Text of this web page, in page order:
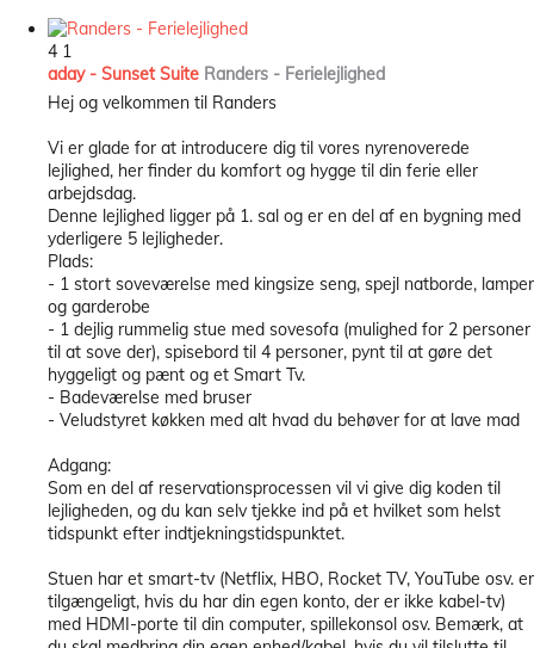
4 1
aday - Sunset Suite Randers - Ferielejlighed
Hej og velkommen til Randers
Vi er glade for at introducere dig til vores nyrenoverede
lejlighed, her finder du komfort og hygge til din ferie eller
arbejdsdag.
Denne lejlighed ligger på 1. sal og er en del af en bygning med
yderligere 5 lejligheder.
Plads:
- 1 stort soveværelse med kingsize seng, spejl natborde, lamper
og garderobe
- 1 dejlig rummelig stue med sovesofa (mulighed for 2 personer
til at sove der), spisebord til 4 personer, pynt til at gøre det
hyggeligt og pænt og et Smart Tv.
- Badeværelse med bruser
- Veludstyret køkken med alt hvad du behøver for at lave mad
Adgang:
Som en del af reservationsprocessen vil vi give dig koden til
lejligheden, og du kan selv tjekke ind på et hvilket som helst
tidspunkt efter indtjekningstidspunktet.
Stuen har et smart-tv (Netflix, HBO, Rocket TV, YouTube osv. er
tilgængeligt, hvis du har din egen konto, der er ikke kabel-tv)
med HDMI-porte til din computer, spillekonsol osv. Bemærk, at